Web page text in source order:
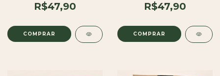
R$47,90 R$47,90